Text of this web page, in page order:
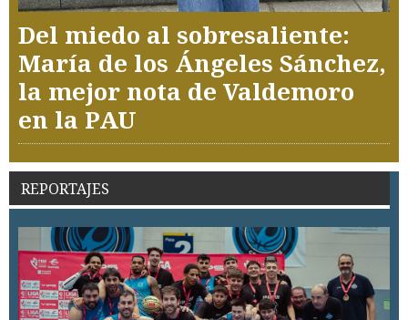
Del miedo al sobresaliente:
María de los Ángeles Sánchez,
la mejor nota de Valdemoro
en la PAU
REPORTAJES